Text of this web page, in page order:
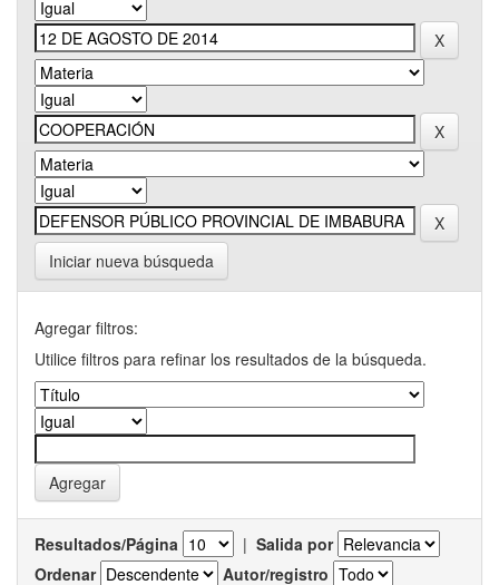
Iniciar nueva búsqueda
Agregar filtros:
Utilice filtros para refinar los resultados de la búsqueda.
Resultados/Página | Salida por
Ordenar
Autor/registro